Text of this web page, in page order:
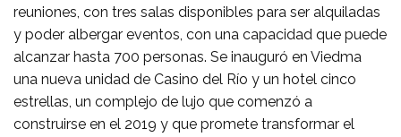
reuniones, con tres salas disponibles para ser alquiladas
y poder albergar eventos, con una capacidad que puede
alcanzar hasta 700 personas. Se inauguró en Viedma
una nueva unidad de Casino del Río y un hotel cinco
estrellas, un complejo de lujo que comenzó a
construirse en el 2019 y que promete transformar el